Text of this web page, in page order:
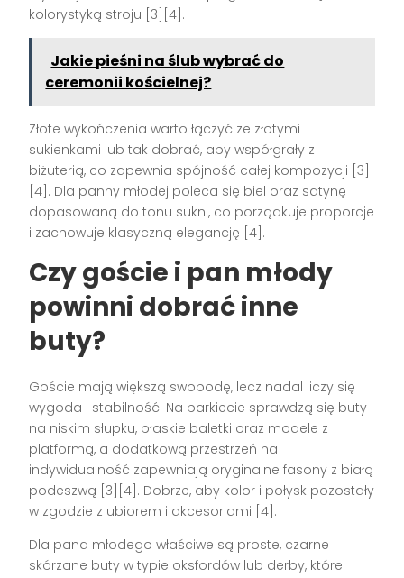
kolorystyką stroju [3][4].
Jakie pieśni na ślub wybrać do
ceremonii kościelnej?
Złote wykończenia warto łączyć ze złotymi
sukienkami lub tak dobrać, aby współgrały z
biżuterią, co zapewnia spójność całej kompozycji [3]
[4]. Dla panny młodej poleca się biel oraz satynę
dopasowaną do tonu sukni, co porządkuje proporcje
i zachowuje klasyczną elegancję [4].
Czy goście i pan młody
powinni dobrać inne
buty?
Goście mają większą swobodę, lecz nadal liczy się
wygoda i stabilność. Na parkiecie sprawdzą się buty
na niskim słupku, płaskie baletki oraz modele z
platformą, a dodatkową przestrzeń na
indywidualność zapewniają oryginalne fasony z białą
podeszwą [3][4]. Dobrze, aby kolor i połysk pozostały
w zgodzie z ubiorem i akcesoriami [4].
Dla pana młodego właściwe są proste, czarne
skórzane buty w typie oksfordów lub derby, które